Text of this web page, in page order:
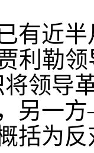
近半
利勒
领导
另一
括为